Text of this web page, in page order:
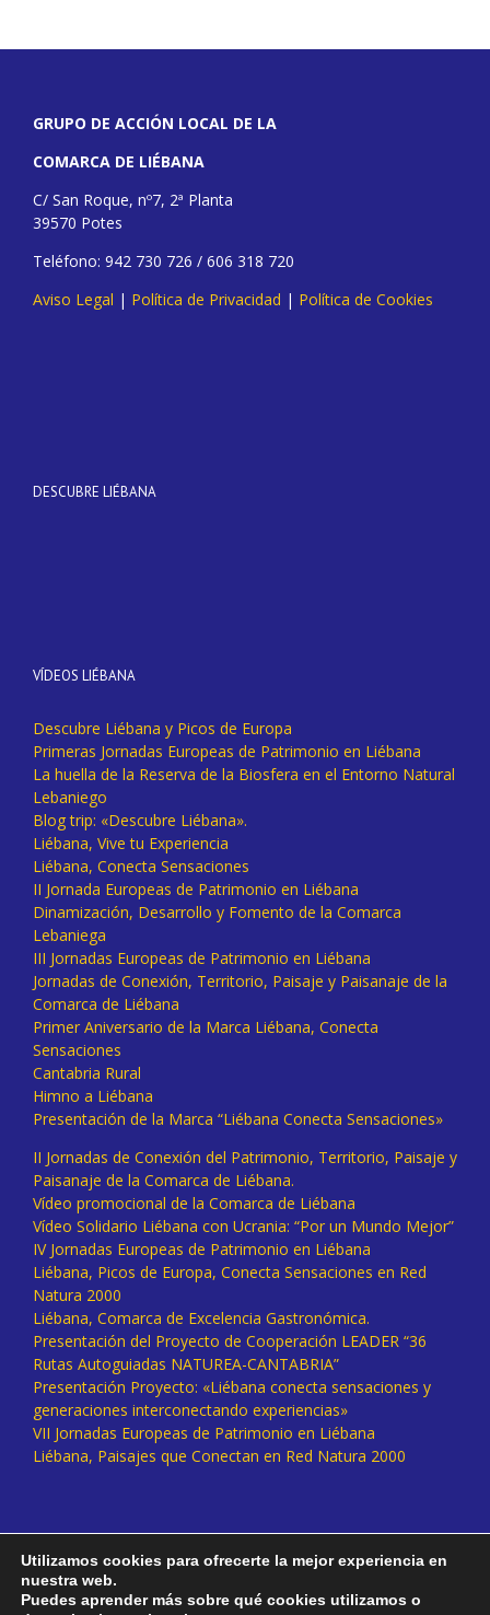
GRUPO DE ACCIÓN LOCAL DE LA
COMARCA DE LIÉBANA
C/ San Roque, nº7, 2ª Planta
39570 Potes
Teléfono: 942 730 726 / 606 318 720
Aviso Legal | Política de Privacidad | Política de Cookies
DESCUBRE LIÉBANA
VÍDEOS LIÉBANA
Descubre Liébana y Picos de Europa
Primeras Jornadas Europeas de Patrimonio en Liébana
La huella de la Reserva de la Biosfera en el Entorno Natural
Lebaniego
Blog trip: «Descubre Liébana».
Liébana, Vive tu Experiencia
Liébana, Conecta Sensaciones
II Jornada Europeas de Patrimonio en Liébana
Dinamización, Desarrollo y Fomento de la Comarca
Lebaniega
III Jornadas Europeas de Patrimonio en Liébana
Jornadas de Conexión, Territorio, Paisaje y Paisanaje de la
Comarca de Liébana
Primer Aniversario de la Marca Liébana, Conecta
Sensaciones
Cantabria Rural
Himno a Liébana
Presentación de la Marca “Liébana Conecta Sensaciones»
II Jornadas de Conexión del Patrimonio, Territorio, Paisaje y
Paisanaje de la Comarca de Liébana.
Vídeo promocional de la Comarca de Liébana
Vídeo Solidario Liébana con Ucrania: “Por un Mundo Mejor”
IV Jornadas Europeas de Patrimonio en Liébana
Liébana, Picos de Europa, Conecta Sensaciones en Red
Natura 2000
Liébana, Comarca de Excelencia Gastronómica.
Presentación del Proyecto de Cooperación LEADER “36
Rutas Autoguiadas NATUREA-CANTABRIA”
Presentación Proyecto: «Liébana conecta sensaciones y
generaciones interconectando experiencias»
VII Jornadas Europeas de Patrimonio en Liébana
Liébana, Paisajes que Conectan en Red Natura 2000
Utilizamos cookies para ofrecerte la mejor experiencia en
nuestra web.
Puedes aprender más sobre qué cookies utilizamos o